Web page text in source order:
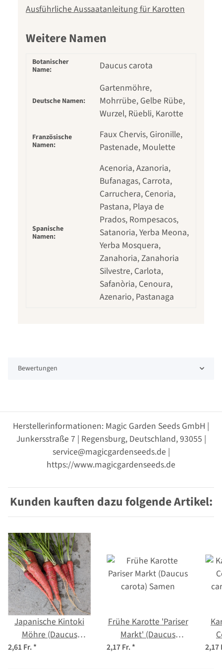
Ausführliche Aussaatanleitung für Karotten
Weitere Namen
Botanischer
Name:
Daucus carota
Deutsche Namen:
Gartenmöhre,
Mohrrübe, Gelbe Rübe,
Wurzel, Rüebli, Karotte
Französische
Namen:
Faux Chervis, Gironille,
Pastenade, Moulette
Spanische
Namen:
Acenoria, Azanoria,
Bufanagas, Carrota,
Carruchera, Cenoria,
Pastana, Playa de
Prados, Rompesacos,
Satanoria, Yerba Meona,
Yerba Mosquera,
Zanahoria, Zanahoria
Silvestre, Carlota,
Safanòria, Cenoura,
Azenario, Pastanaga
Bewertungen
Herstellerinformationen: Magic Garden Seeds GmbH |
Junkersstraße 7 | Regensburg, Deutschland, 93055 |
service@magicgardenseeds.de |
https://www.magicgardenseeds.de
Kunden kauften dazu folgende Artikel:
Japanische Kintoki
Möhre (Daucus
carota) Samen
2,61 Fr.*
Frühe Karotte 'Pariser
Markt' (Daucus
carota) Samen
2,17 Fr.* 2,17